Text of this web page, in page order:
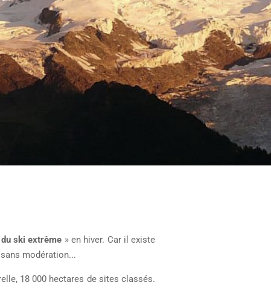
du ski extrême » en hiver. Car il existe
modération...
18 000 hectares de sites classés.